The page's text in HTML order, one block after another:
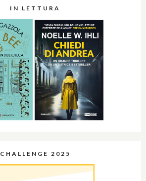
IN LETTURA
CHALLENGE 2025